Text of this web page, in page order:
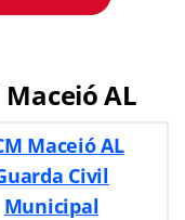
AL
Maceió AL
Civil
Municipal